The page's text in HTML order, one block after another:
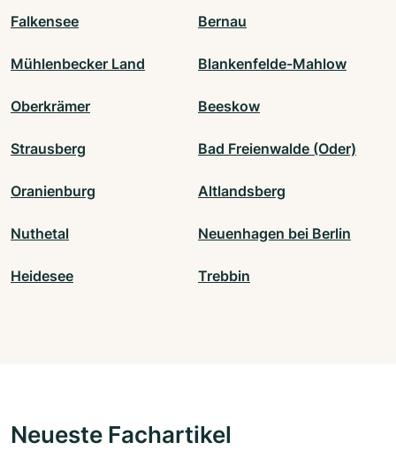
Falkensee Bernau
Mühlenbecker Land Blankenfelde-Mahlow
Oberkrämer Beeskow
Strausberg Bad Freienwalde (Oder)
Oranienburg Altlandsberg
Nuthetal Neuenhagen bei Berlin
Heidesee Trebbin
Neueste Fachartikel